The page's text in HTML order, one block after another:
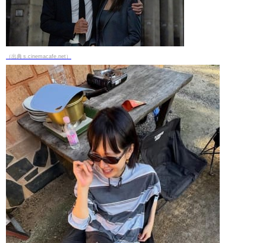
（出典 s.cinemacafe.net）